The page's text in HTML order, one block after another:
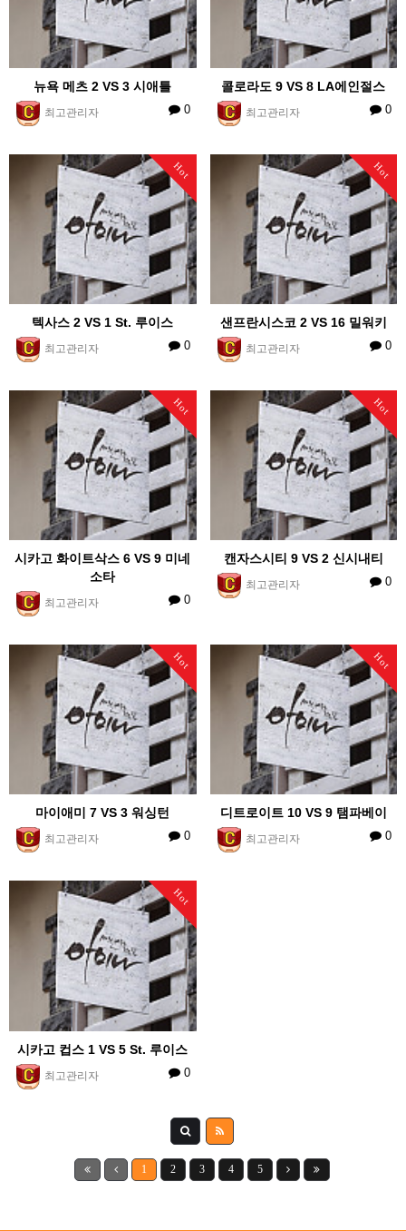
뉴욕 메츠 2 VS 3 시애틀
최고관리자 0
콜로라도 9 VS 8 LA에인절스
최고관리자 0
Hot
텍사스 2 VS 1 St. 루이스
최고관리자 0
Hot
샌프란시스코 2 VS 16 밀워키
최고관리자 0
Hot
시카고 화이트삭스 6 VS 9 미네
소타
최고관리자 0
Hot
캔자스시티 9 VS 2 신시내티
최고관리자 0
Hot
마이애미 7 VS 3 워싱턴
최고관리자 0
Hot
디트로이트 10 VS 9 탬파베이
최고관리자 0
Hot
시카고 컵스 1 VS 5 St. 루이스
최고관리자 0
1 2 3 4 5